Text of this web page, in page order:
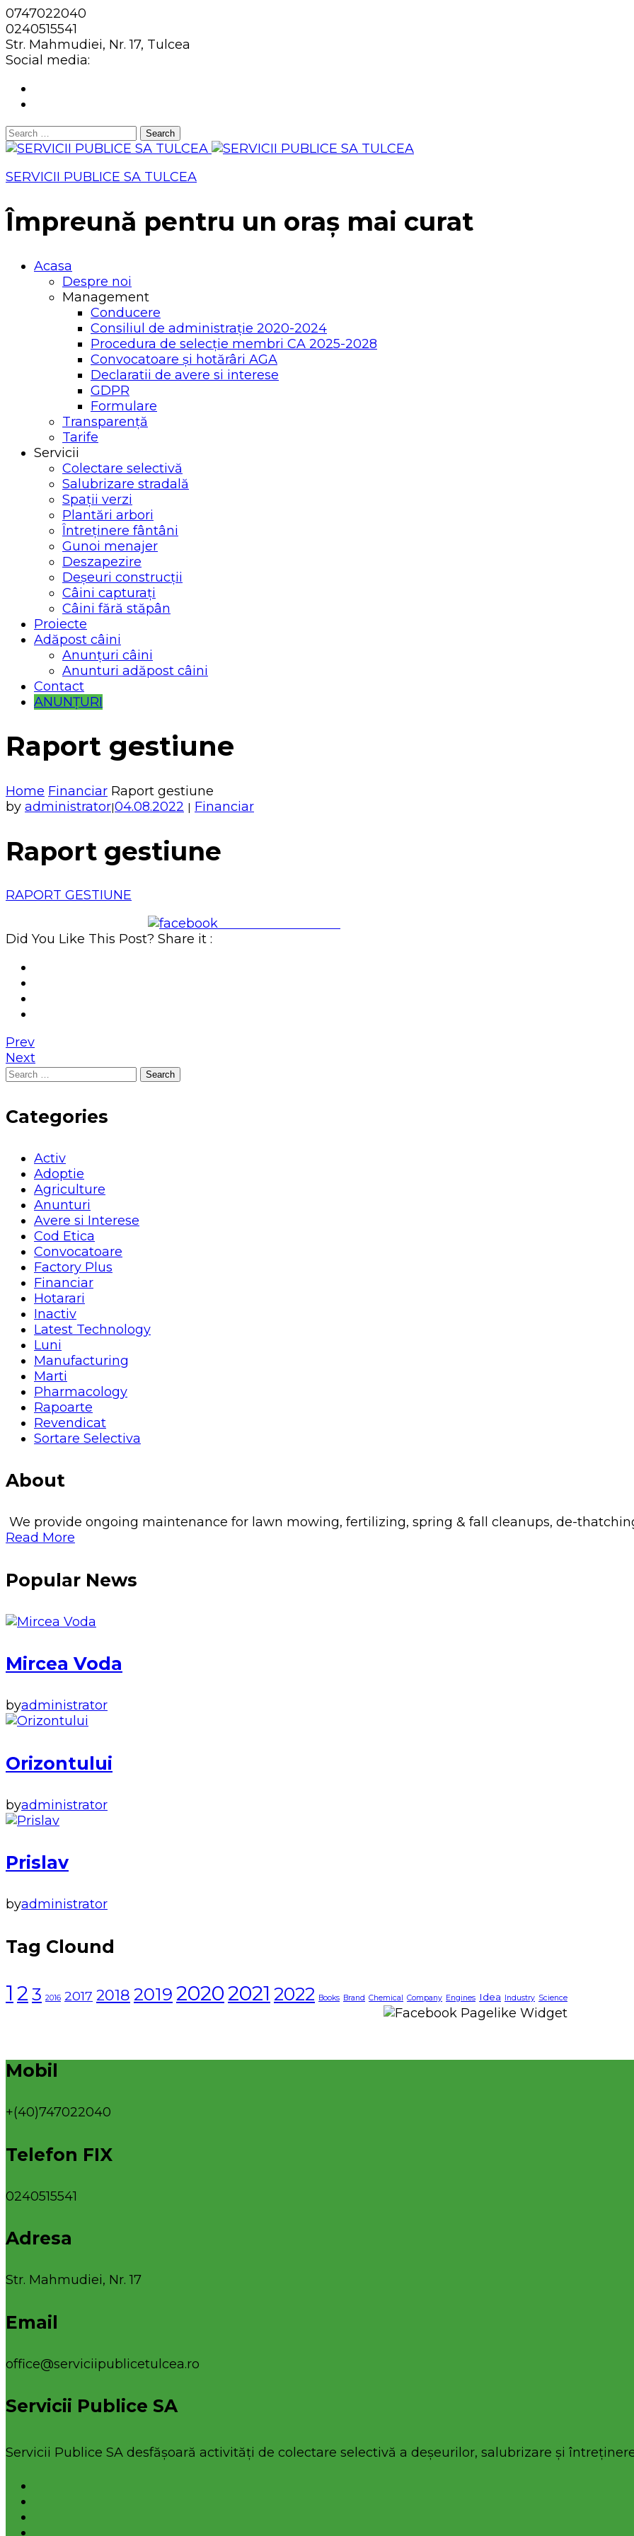
0747022040
0240515541
Str. Mahmudiei, Nr. 17, Tulcea
Social media:
Search
for:
SERVICII PUBLICE SA TULCEA
Împreună pentru un oraș mai curat
Acasa
Despre noi
Management
Conducere
Consiliul de administrație 2020-2024
Procedura de selecție membri CA 2025-2028
Convocatoare și hotărâri AGA
Declaratii de avere si interese
GDPR
Formulare
Transparență
Tarife
Servicii
Colectare selectivă
Salubrizare stradală
Spații verzi
Plantări arbori
Întreținere fântâni
Gunoi menajer
Deszapezire
Deșeuri construcții
Câini capturați
Câini fără stăpân
Proiecte
Adăpost câini
Anunțuri câini
Anunturi adăpost câini
Contact
ANUNȚURI
Raport gestiune
Home Financiar Raport gestiune
by administrator|04.08.2022 | Financiar
Raport gestiune
RAPORT GESTIUNE
Did You Like This Post? Share it :
Prev
Next
Search
Categories
Activ
Adoptie
Agriculture
Anunturi
Avere si Interese
Cod Etica
Convocatoare
Factory Plus
Financiar
Hotarari
Inactiv
Latest Technology
Luni
Manufacturing
Marti
Pharmacology
Rapoarte
Revendicat
Sortare Selectiva
About
We provide ongoing maintenance for lawn mowing, fertilizing, spring & fall cleanups, de-
Read More
Popular News
Mircea Voda
byadministrator
Orizontului
byadministrator
Prislav
byadministrator
Tag Clound
1 2 3 2016 2017 2018 2019 20202021 2022 Books Brand Chemical Company Engines Idea Industry Science
Mobil
+(40)747022040
Telefon FIX
0240515541
Adresa
Str. Mahmudiei, Nr. 17
Email
office@serviciipublicetulcea.ro
Servicii Publice SA
Servicii Publice SA desfășoară activități de colectare selectivă a deșeurilor, salubrizare și